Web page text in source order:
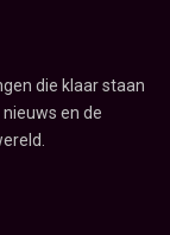
die klaar staan
en de